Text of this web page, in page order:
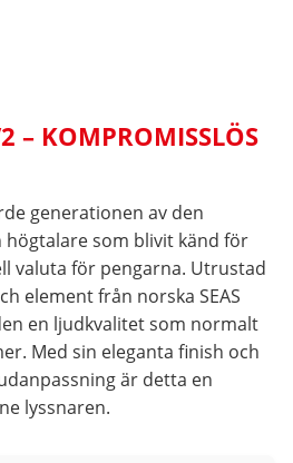
– KOMPROMISSLÖS
generationen av den
högtalare som blivit känd för
valuta för pengarna. Utrustad
element från norska SEAS
en ljudkvalitet som normalt
Med sin eleganta finish och
är detta en
lyssnaren.